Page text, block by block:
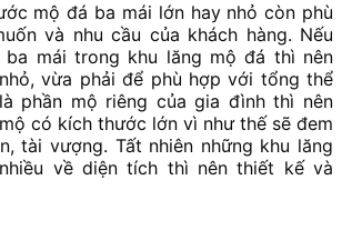
mộ đá ba mái lớn hay nhỏ còn phù
và nhu cầu của khách hàng. Nếu
mái trong khu lăng mộ đá thì nên
vừa phải để phù hợp với tổng thể
phần mộ riêng của gia đình thì nên
có kích thước lớn vì như thế sẽ đem
tài vượng. Tất nhiên những khu lăng
về diện tích thì nên thiết kế và